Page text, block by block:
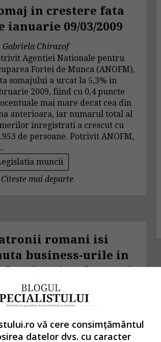
in crestere fata
ianuarie 09/03/2009
Gabriela Chirazof
Agentiei Nationale pentru
Fortei de Munca (ANOFM),
somajului a urcat la 5,3% in
2009, fiind cu 0,4 puncte
mai mare decat cea din
anterioara, iar numarul total al
inregistrati a crescut cu
de persoane. Potrivit ANOFM,
muncii
Citeste mai departe
romani isi
business-urile in
Dincolo e mai
06/03/2009
George Marin
de romani, si grecii sunt
de mediul de afaceri bulgaresc
vă cere consimțământul
datelor dvs. cu caracter